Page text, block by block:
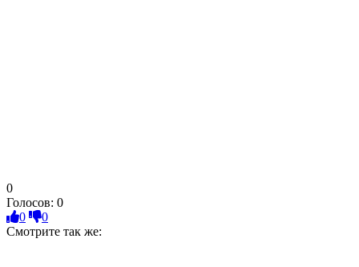
0
Голосов: 0
0
0
Смотрите так же: